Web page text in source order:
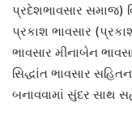
પ્રદેશભાવસાર સમાજ)
પ્રકાશ ભાવસાર
ભાવસાર મીનાબેન
સિદ્ધાંત ભાવસાર
બનાવવામાં સુંદર સાથ